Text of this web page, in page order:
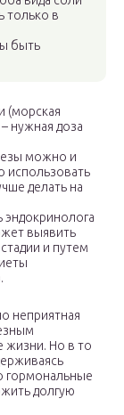
только в
быть
(морская
нужная доза
можно и
использовать
делать на
эндокринолога
выявить
и путем
неприятная
жизни. Но в то
гормональные
долгую